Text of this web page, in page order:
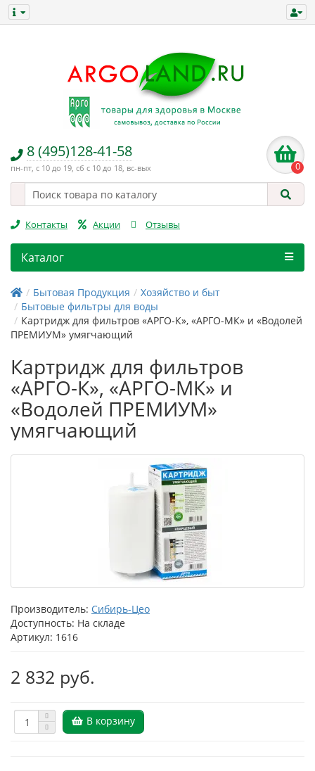
8 (495)128-41-58
пн-пт, с 10 до 19, сб с 10 до 18, вс-вых 0
Контакты Акции Отзывы
Каталог
Бытовая Продукция
Хозяйство и быт
Бытовые фильтры для воды
Картридж для фильтров «АРГО-К», «АРГО-МК» и «Водолей
ПРЕМИУМ» умягчающий
Картридж для фильтров
«АРГО-К», «АРГО-МК» и
«Водолей ПРЕМИУМ»
умягчающий
Производитель: Сибирь-Цео
Доступность: На складе
Артикул: 1616
2 832 руб.
В корзину